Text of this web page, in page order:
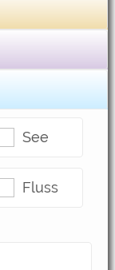
See
Fluss
privacy
privacy
im Footer